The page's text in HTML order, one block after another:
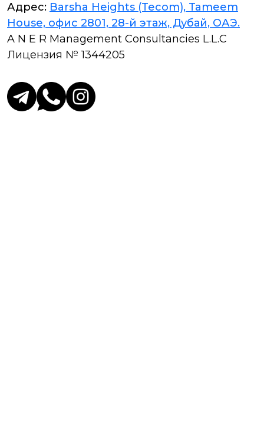
Адрес: Barsha Heights (Tecom), Tameem
House, офис 2801, 28-й этаж, Дубай, ОАЭ.
A N E R Management Consultancies L.L.C
Лицензия № 1344205